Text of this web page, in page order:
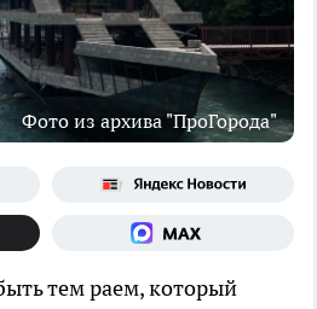
Фото из архива "ПроГорода"
тем раем, который